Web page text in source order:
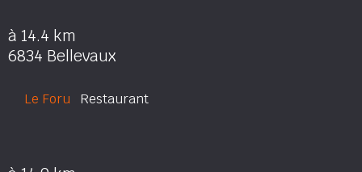
à 14.4 km
6834 Bellevaux
Le Foru Restaurant